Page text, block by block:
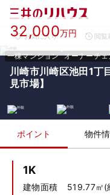
お気に入り 閲覧
一棟マンション オーナーチェ
32,000万円
川崎市川崎区池田1丁
見市場】
ポイント 物件
1K
建物面積
519.77㎡(